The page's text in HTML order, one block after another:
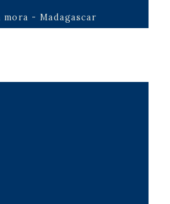
mora - Madagascar